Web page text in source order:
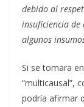
debido al
insuficiencia
algunos
Si se tomara
“multicausal”,
podría afirmar